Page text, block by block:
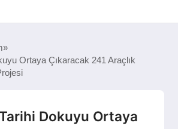
Ortaya Çıkaracak 241 Araçlık
Dokuyu Ortaya